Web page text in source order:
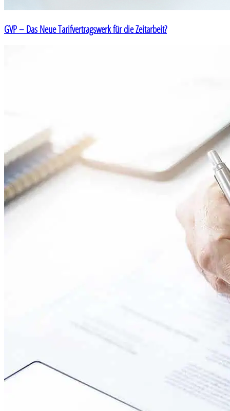
GVP – Das Neue Tarifvertragswerk für die Zeitarbeit?